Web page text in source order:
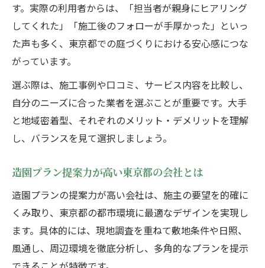
す。実際の利用者からは、「担当者が親身にヒアリング
してくれた」「施工後のフォローが手厚かった」といっ
た声も多く、東京都での庭づくりにおける安心感につな
がっています。
選ぶ際は、施工事例や口コミ、サービス内容を比較し、
自分のニーズに合った業者を選ぶことが重要です。大手
と地域密着型、それぞれのメリット・デメリットを理解
し、バランスを見て選択しましょう。
造園プラン提案力が高い東京都の会社とは
造園プランの提案力が高い会社は、施主の要望を的確に
くみ取り、東京都の都市環境に最適なデザインを実現し
ます。具体的には、現地調査を重ねて敷地条件や日照、
風通し、周辺環境を徹底分析し、多角的なプランを提示